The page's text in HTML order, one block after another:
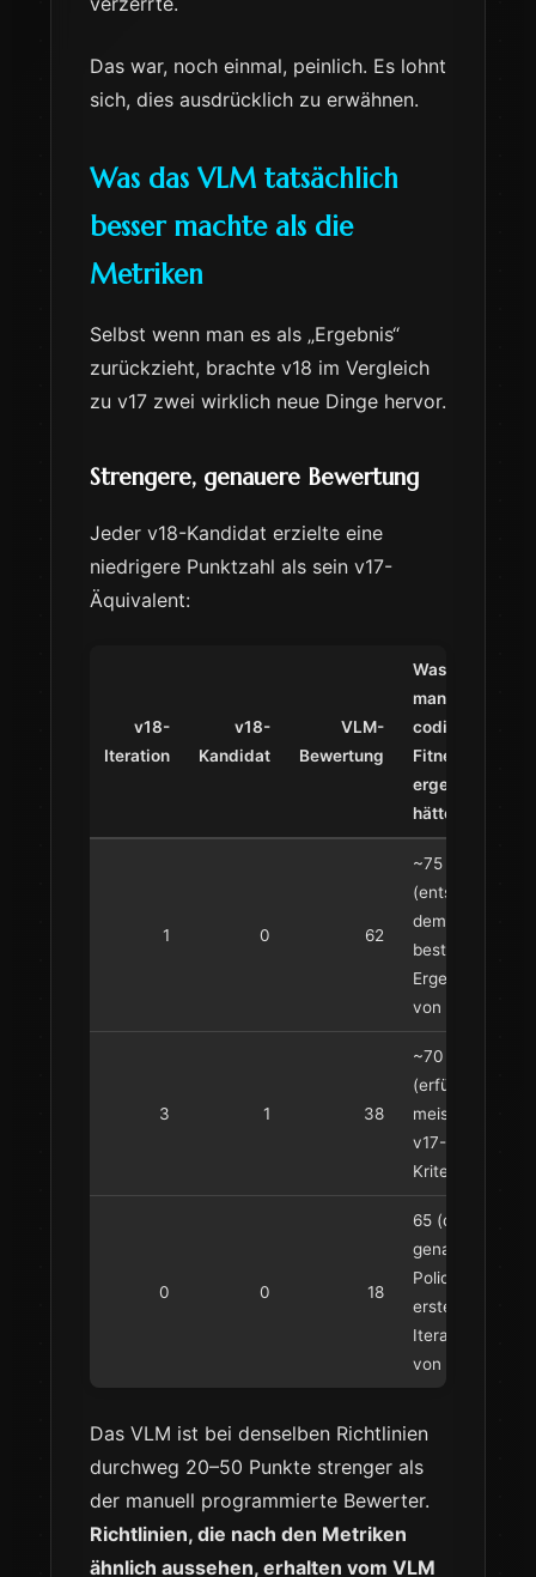
Das war, noch einmal, peinlich. Es lohnt
sich, dies ausdrücklich zu erwähnen.
Was das VLM tatsächlich
besser machte als die
Metriken
Selbst wenn man es als „Ergebnis“
zurückzieht, brachte v18 im Vergleich
zu v17 zwei wirklich neue Dinge hervor.
Strengere, genauere Bewertung
Jeder v18-Kandidat erzielte eine
niedrigere Punktzahl als sein v17-
Äquivalent:
v18-
Iteration
v18-
Kandidat
VLM-
Bewertung
Was eine
manuell
codierte
Fitness
ergeben
hätte
1 0 62
~75
(entspricht
dem
besten
Ergebnis
von v17)
3 1 38
~70
(erfüllt die
meisten
v17-
Kriterien)
0 0 18
65 (dies ist
genau die
Policy der
ersten
Iteration
von v17)
Das VLM ist bei denselben Richtlinien
durchweg 20–50 Punkte strenger als
der manuell programmierte Bewerter.
Richtlinien, die nach den Metriken
ähnlich aussehen, erhalten vom VLM